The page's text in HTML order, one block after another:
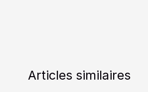
Articles similaires